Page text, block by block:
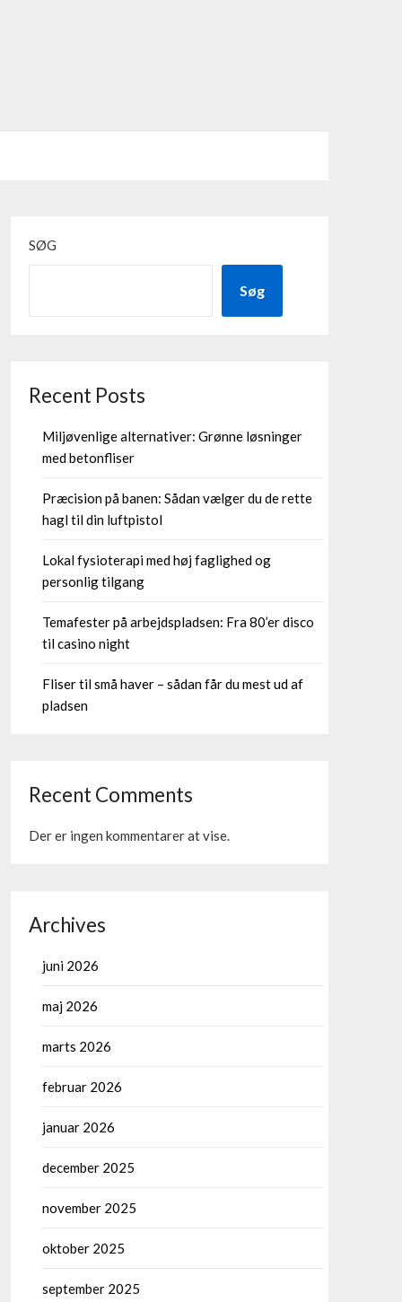
SØG
Søg
Recent Posts
Miljøvenlige alternativer: Grønne løsninger
med betonfliser
Præcision på banen: Sådan vælger du de rette
hagl til din luftpistol
Lokal fysioterapi med høj faglighed og
personlig tilgang
Temafester på arbejdspladsen: Fra 80’er disco
til casino night
Fliser til små haver – sådan får du mest ud af
pladsen
Recent Comments
Der er ingen kommentarer at vise.
Archives
juni 2026
maj 2026
marts 2026
februar 2026
januar 2026
december 2025
november 2025
oktober 2025
september 2025